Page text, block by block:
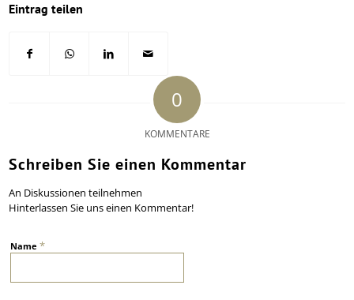
Eintrag teilen
0
KOMMENTARE
Schreiben Sie einen Kommentar
An Diskussionen teilnehmen
Hinterlassen Sie uns einen Kommentar!
Name*